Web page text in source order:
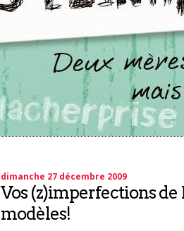
dimanche 27 décembre 2009
Vos (z)imperfections de
modèles!